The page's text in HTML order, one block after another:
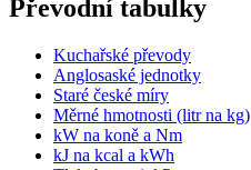
Převodní tabulky
Kuchařské převody
Anglosaské jednotky
Staré české míry
Měrné hmotnosti (litr na kg)
kW na koně a Nm
kJ na kcal a kWh